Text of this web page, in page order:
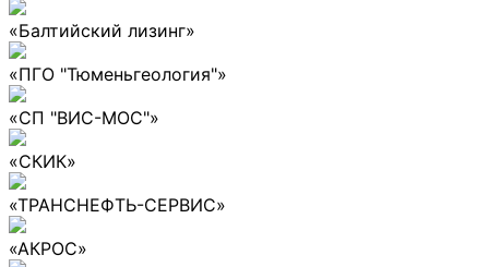
«Балтийский лизинг»
«ПГО "Тюменьгеология"»
«СП "ВИС-МОС"»
«СКИК»
«ТРАНСНЕФТЬ-СЕРВИС»
«АКРОС»